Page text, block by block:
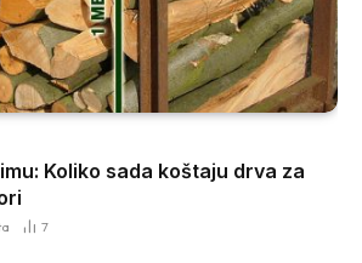
Koliko sada koštaju drva za
7